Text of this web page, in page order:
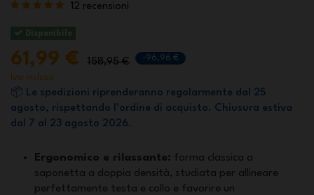
12 recensioni
61,99 € 158,95 € -96,96 €
Iva inclusa
📦 Le spedizioni riprenderanno regolarmente dal 25
agosto, rispettando l'ordine di acquisto. Chiusura estiva
dal 7 al 23 agosto 2026.
Ergonomico e rilassante: forma classica a
saponetta a doppia densità, studiata per allineare
perfettamente testa e collo e favorire un